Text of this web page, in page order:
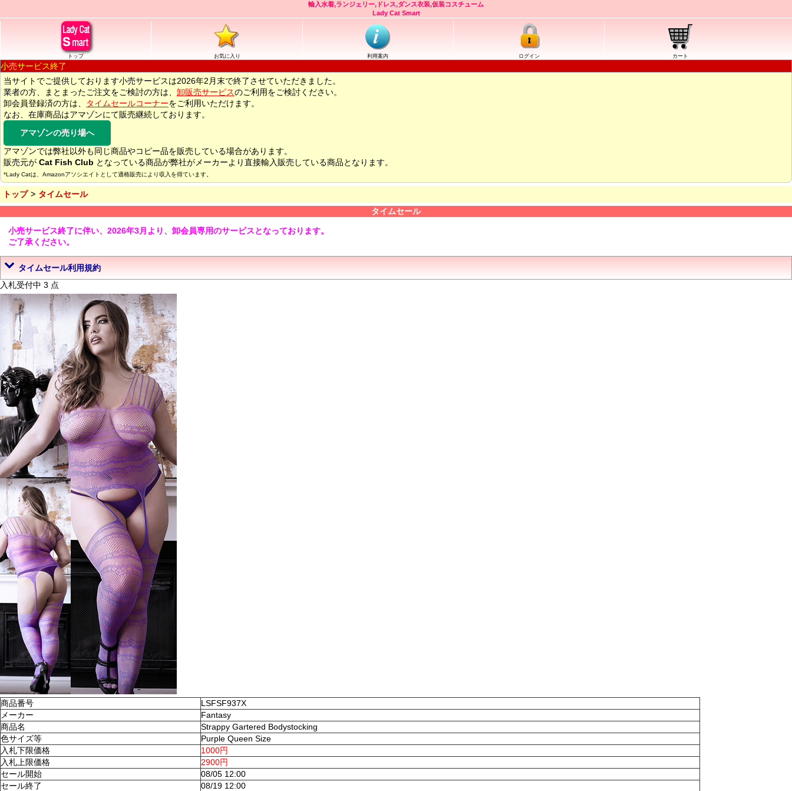
輸入水着,ランジェリー,ドレス,ダンス衣装,仮装コスチューム
Lady Cat Smart
トップ お気に入り 利用案内 ログイン カート
小売サービス終了
当サイトでご提供しております小売サービスは2026年2月末で終了させていただきました。
業者の方、まとまったご注文をご検討の方は、 卸販売サービスのご利用をご検討ください。
卸会員登録済の方は、
タイムセールコーナーをご利用いただけます。
なお、在庫商品はアマゾンにて販売継続しております。
アマゾンの売り場へ
アマゾンでは弊社以外も同じ商品やコピー品を販売している場合があります。
販売元が Cat Fish Club となっている商品が弊社がメーカーより直接輸入販売している商品となります。
*Lady Catは、Amazonアソシエイトとして適格販売により収入を得ています。
トップ
タイムセール
タイムセール
小売サービス終了に伴い、2026年3月より、卸会員専用のサービスとなっております。
ご了承ください。
タイムセール利用規約
入札受付中 3 点
商品番号
LSFSF937X
メーカー
Fantasy
商品名
Strappy Gartered Bodystocking
色サイズ等
Purple Queen Size
入札下限価格
1000円
入札上限価格
2900円
セール開始
08/05 12:00
セール終了
08/19 12:00